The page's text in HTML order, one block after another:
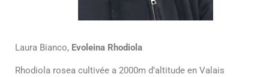
Laura Bianco, Evoleina Rhodiola
Rhodiola rosea cultivée a 2000m d’altitude en Valais